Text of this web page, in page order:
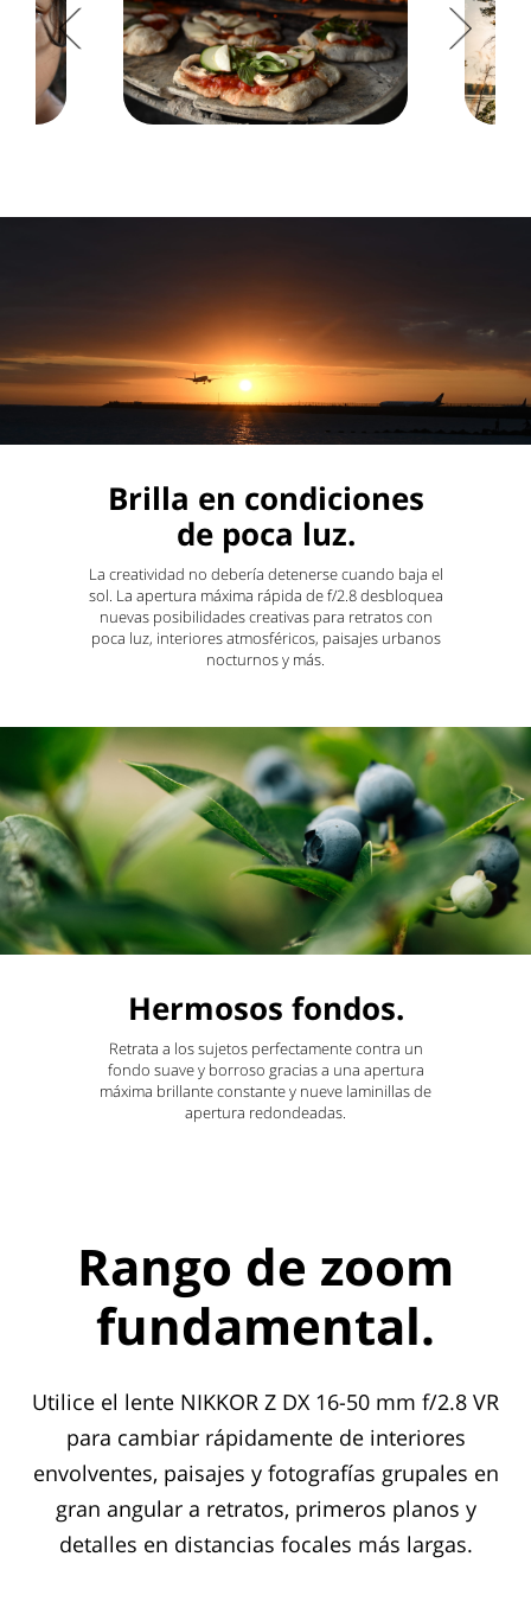
Brilla en condiciones
de poca luz.
La creatividad no debería detenerse cuando baja el
sol. La apertura máxima rápida de f/2.8 desbloquea
nuevas posibilidades creativas para retratos con
poca luz, interiores atmosféricos, paisajes urbanos
nocturnos y más.
Hermosos fondos.
Retrata a los sujetos perfectamente contra un
fondo suave y borroso gracias a una apertura
máxima brillante constante y nueve laminillas de
apertura redondeadas.
Rango de zoom
fundamental.
Utilice el lente NIKKOR Z DX 16-50 mm f/2.8 VR
para cambiar rápidamente de interiores
envolventes, paisajes y fotografías grupales en
gran angular a retratos, primeros planos y
detalles en distancias focales más largas.